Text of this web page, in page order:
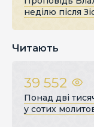
неділю після
Читають
39 552
Понад дві
у сотих